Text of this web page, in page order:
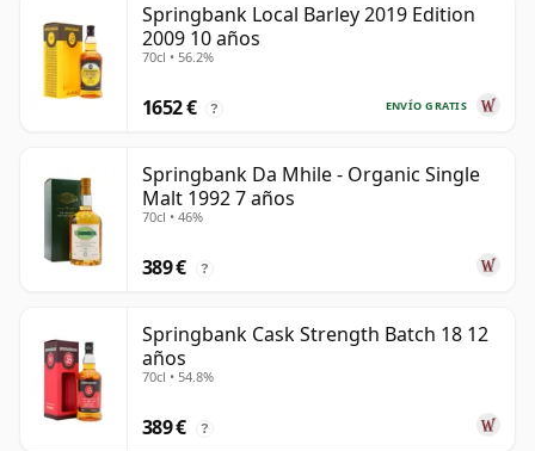
Springbank Local Barley 2019 Edition
2009 10 años
70cl • 56.2%
ENVÍO GRATIS
1652 € ?
Springbank Da Mhile - Organic Single
Malt 1992 7 años
70cl • 46%
389 € ?
Springbank Cask Strength Batch 18 12
años
70cl • 54.8%
389 € ?